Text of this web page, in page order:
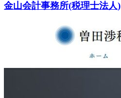
金山会計事務所(税理士法人)